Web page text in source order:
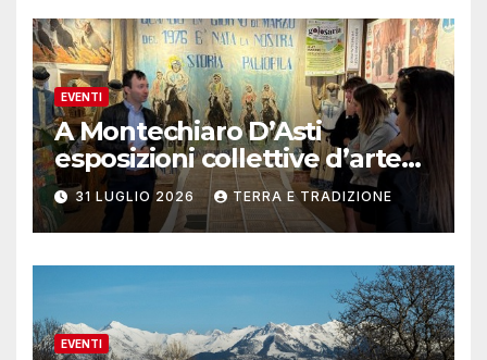
EVENTI
A Montechiaro D’Asti
esposizioni collettive d’arte
contemporanea
31 LUGLIO 2026 TERRA E TRADIZIONE
EVENTI